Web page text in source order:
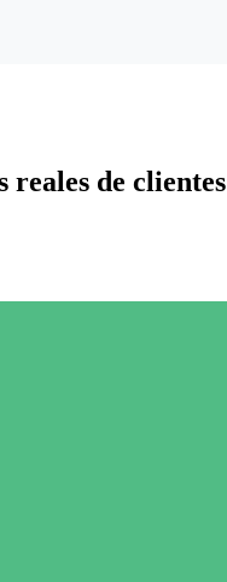
reales de clientes